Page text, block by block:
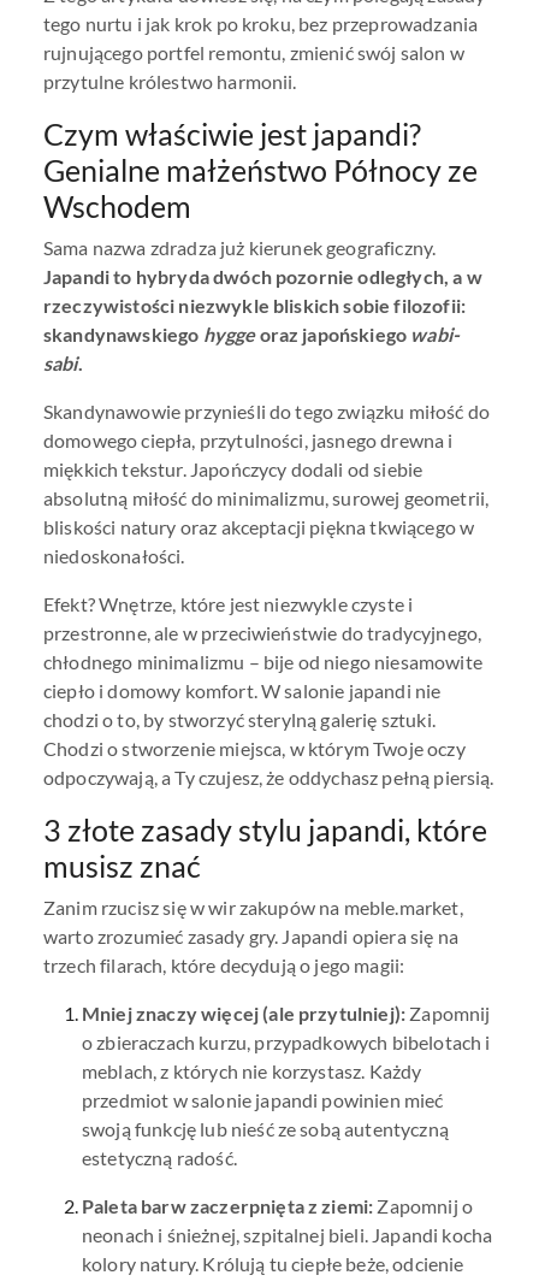
tego nurtu i jak krok po kroku, bez przeprowadzania
rujnującego portfel remontu, zmienić swój salon w
przytulne królestwo harmonii.
Czym właściwie jest japandi?
Genialne małżeństwo Północy ze
Wschodem
Sama nazwa zdradza już kierunek geograficzny.
Japandi to hybryda dwóch pozornie odległych, a w
rzeczywistości niezwykle bliskich sobie filozofii:
skandynawskiego hyggeoraz japońskiego wabi-
sabi.
Skandynawowie przynieśli do tego związku miłość do
domowego ciepła, przytulności, jasnego drewna i
miękkich tekstur. Japończycy dodali od siebie
absolutną miłość do minimalizmu, surowej geometrii,
bliskości natury oraz akceptacji piękna tkwiącego w
niedoskonałości.
Efekt? Wnętrze, które jest niezwykle czyste i
przestronne, ale w przeciwieństwie do tradycyjnego,
chłodnego minimalizmu – bije od niego niesamowite
ciepło i domowy komfort. W salonie japandi nie
chodzi o to, by stworzyć sterylną galerię sztuki.
Chodzi o stworzenie miejsca, w którym Twoje oczy
odpoczywają, a Ty czujesz, że oddychasz pełną piersią.
3 złote zasady stylu japandi, które
musisz znać
Zanim rzucisz się w wir zakupów na meble.market,
warto zrozumieć zasady gry. Japandi opiera się na
trzech filarach, które decydują o jego magii:
Mniej znaczy więcej (ale przytulniej): Zapomnij
o zbieraczach kurzu, przypadkowych bibelotach i
meblach, z których nie korzystasz. Każdy
przedmiot w salonie japandi powinien mieć
swoją funkcję lub nieść ze sobą autentyczną
estetyczną radość.
Paleta barw zaczerpnięta z ziemi: Zapomnij o
neonach i śnieżnej, szpitalnej bieli. Japandi kocha
kolory natury. Królują tu ciepłe beże, odcienie